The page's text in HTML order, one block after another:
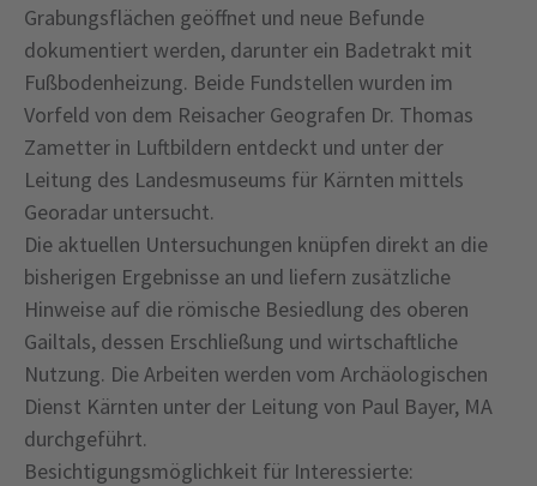
Grabungsflächen geöffnet und neue Befunde
dokumentiert werden, darunter ein Badetrakt mit
Fußbodenheizung. Beide Fundstellen wurden im
Vorfeld von dem Reisacher Geografen Dr. Thomas
Zametter in Luftbildern entdeckt und unter der
Leitung des Landesmuseums für Kärnten mittels
Georadar untersucht.
Die aktuellen Untersuchungen knüpfen direkt an die
bisherigen Ergebnisse an und liefern zusätzliche
Hinweise auf die römische Besiedlung des oberen
Gailtals, dessen Erschließung und wirtschaftliche
Nutzung. Die Arbeiten werden vom Archäologischen
Dienst Kärnten unter der Leitung von Paul Bayer, MA
durchgeführt.
Besichtigungsmöglichkeit für Interessierte: